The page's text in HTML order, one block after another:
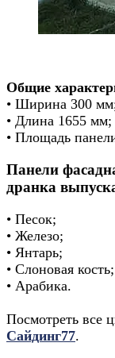
Общие
• Ширина 300
• Длина 1655 мм;
• Площадь
Панели
дранка
• Песок;
• Железо;
• Янтарь;
• Слоновая кость;
• Арабика.
Посмотреть все
Сайдинг77.